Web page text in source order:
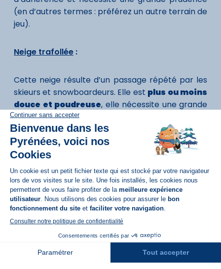
(en d’autres termes : préférez un autre terrain de
jeu).
Neige trafollée :
Cette neige résulte d’un passage répété par les
skieurs et snowboardeurs. Elle est plus ou moins
douce et poudreuse, elle nécessite une grande
capacité d’adaptabilité de la part des
pratiquants de glisse.